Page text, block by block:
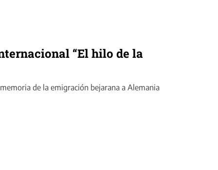
“El hilo de la
de la emigración bejarana a Alemania